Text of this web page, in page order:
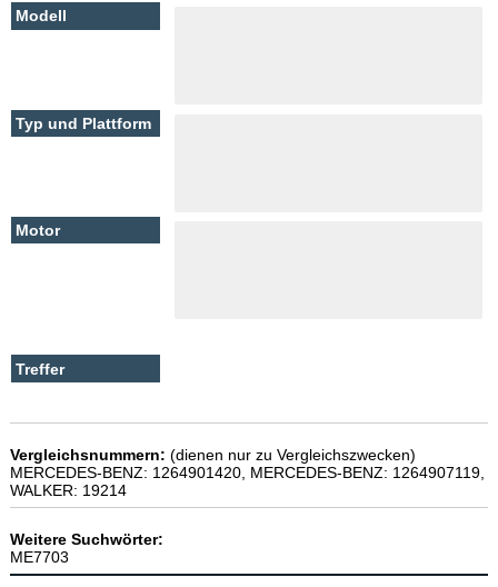
Vergleichsnummern: (dienen nur zu Vergleichszwecken)
MERCEDES-BENZ: 1264901420, MERCEDES-BENZ: 1264907119,
WALKER: 19214
Weitere Suchwörter:
ME7703